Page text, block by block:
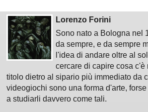
Lorenzo Forini
Sono nato a Bologna nel
da sempre, e da sempre
l'idea di andare oltre al
cercare di capire cosa c'è
titolo dietro al sipario più immediato da
videogiochi sono una forma d'arte,
a studiarli davvero come tali.